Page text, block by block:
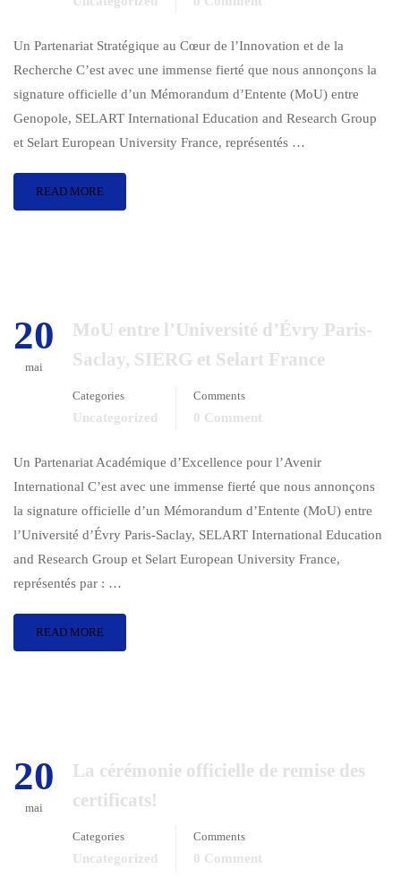
Un Partenariat Stratégique au Cœur de l’Innovation et de la
Recherche C’est avec une immense fierté que nous annonçons la
signature officielle d’un Mémorandum d’Entente (MoU) entre
Genopole, SELART International Education and Research Group
et Selart European University France, représentés …
READ MORE
20
mai
MoU entre l’Université d’Évry Paris-
Saclay, SIERG et Selart France
Categories
Uncategorized
Comments
0 Comment
Un Partenariat Académique d’Excellence pour l’Avenir
International C’est avec une immense fierté que nous annonçons
la signature officielle d’un Mémorandum d’Entente (MoU) entre
l’Université d’Évry Paris-Saclay, SELART International Education
and Research Group et Selart European University France,
représentés par : …
READ MORE
20
mai
La cérémonie officielle de remise des
certificats!
Categories
Uncategorized
Comments
0 Comment